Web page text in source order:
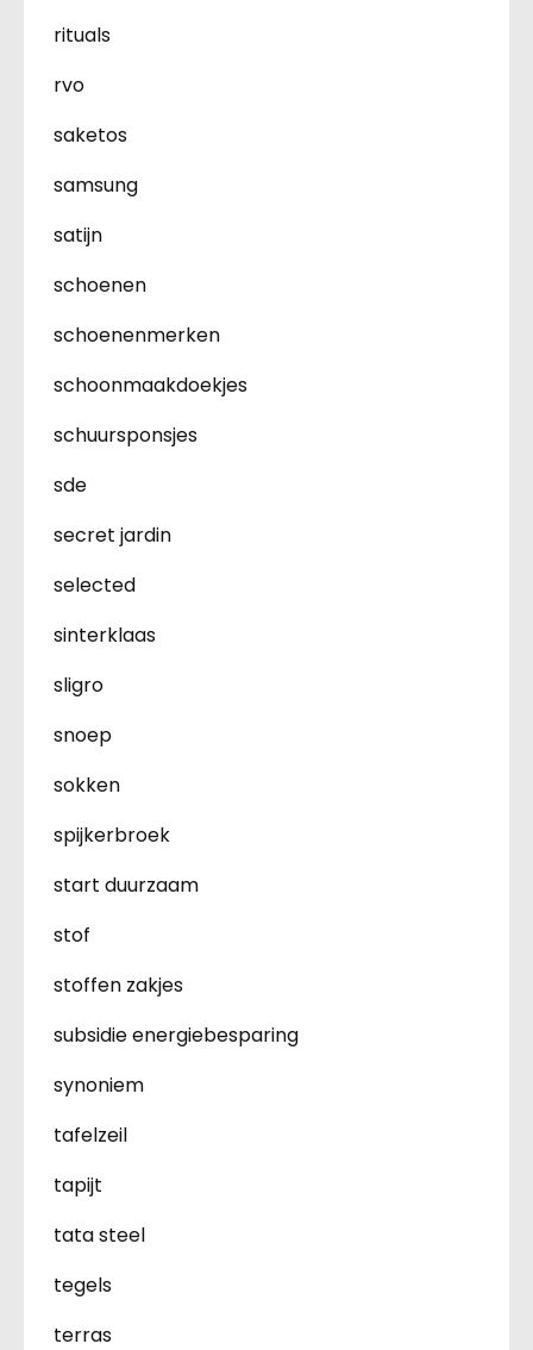
rituals
rvo
saketos
samsung
satijn
schoenen
schoenenmerken
schoonmaakdoekjes
schuursponsjes
sde
secret jardin
selected
sinterklaas
sligro
snoep
sokken
spijkerbroek
start duurzaam
stof
stoffen zakjes
subsidie energiebesparing
synoniem
tafelzeil
tapijt
tata steel
tegels
terras